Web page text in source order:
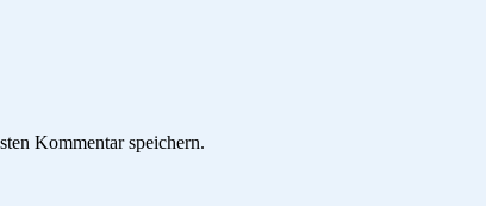
Kommentar speichern.